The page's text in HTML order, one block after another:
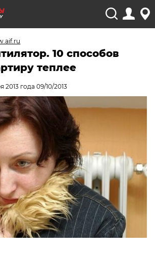
10 способов
теплее
2013 года 09/10/2013